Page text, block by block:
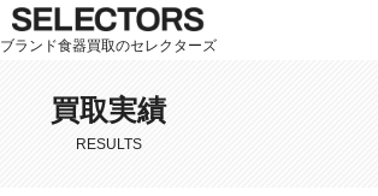
ブランド食器買取のセレクターズ
買取実績
RESULTS